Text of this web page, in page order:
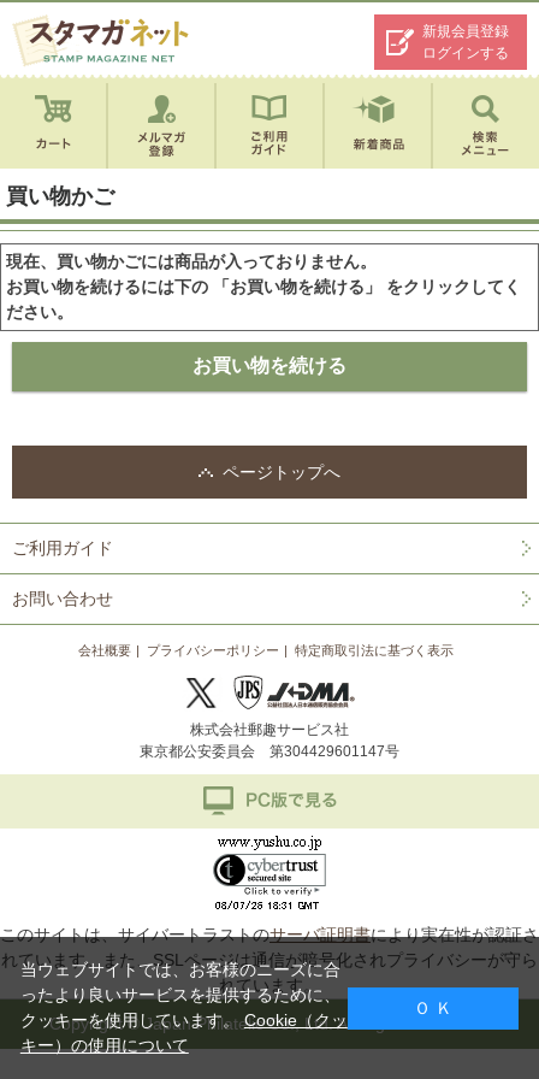
新規会員登録
ログインする
買い物かご
現在、買い物かごには商品が入っておりません。
お買い物を続けるには下の 「お買い物を続ける」 をクリックしてく
ださい。
ページトップへ
ご利用ガイド
お問い合わせ
会社概要 プライバシーポリシー 特定商取引法に基づく表示
株式会社郵趣サービス社
東京都公安委員会 第304429601147号
このサイトは、サイバートラストのサーバ証明書により実在性が認証さ
れています。また、SSLページは通信が暗号化されプライバシーが守ら
れています。
Copyright © Japan Philatelic Co., Ltd. All Rights Reserved.
当ウェブサイトでは、お客様のニーズに合
ったより良いサービスを提供するために、
クッキーを使用しています。Cookie（クッ
キー）の使用について
Ｏ Ｋ